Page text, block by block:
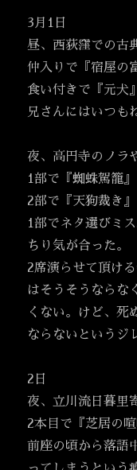
3月1日
昼、西荻窪での古
仲入りで『宿屋の
食い付きで『元犬』
兄さんにはいつも
夜、高円寺のノラ
1部で『蜘蛛駕籠』
2部で『天狗裁き』
1部でネタ選びミ
ちり気が合った。
2席演らせて頂け
はそうそうならな
くない。けど、死
ならないというジ
2日
夜、立川流日暮里
2本目で『芝居の喧
前座の頃から落語